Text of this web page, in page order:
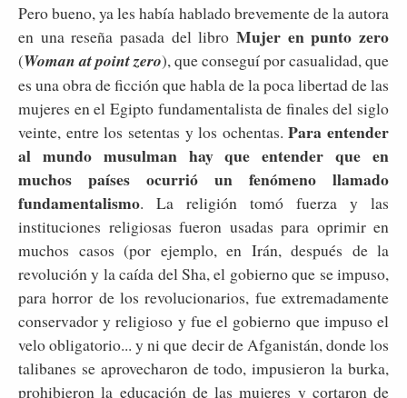
Pero bueno, ya les había hablado brevemente de la autora
en una reseña pasada del libro Mujer en punto zero
(Woman at point zero), que conseguí por casualidad, que
es una obra de ficción que habla de la poca libertad de las
mujeres en el Egipto fundamentalista de finales del siglo
veinte, entre los setentas y los ochentas.Para entender
al mundo musulman hay que entender que en
muchos países ocurrió un fenómeno llamado
fundamentalismo. La religión tomó fuerza y las
instituciones religiosas fueron usadas para oprimir en
muchos casos (por ejemplo, en Irán, después de la
revolución y la caída del Sha, el gobierno que se impuso,
para horror de los revolucionarios, fue extremadamente
conservador y religioso y fue el gobierno que impuso el
velo obligatorio... y ni que decir de Afganistán, donde los
talibanes se aprovecharon de todo, impusieron la burka,
prohibieron la educación de las mujeres y cortaron de